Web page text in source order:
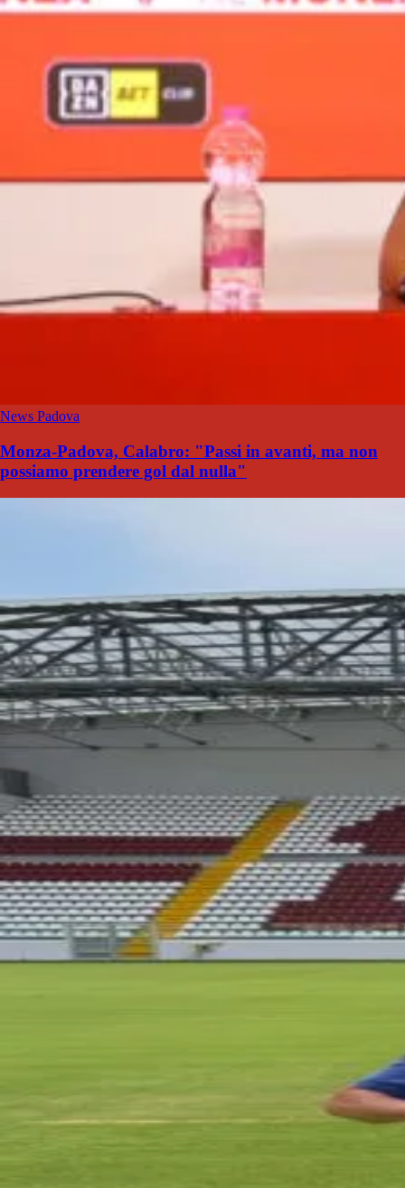
News Padova
Monza-Padova, Calabro: "Passi in avanti, ma non
possiamo prendere gol dal nulla"